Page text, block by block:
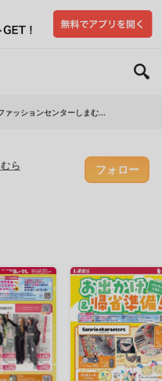
ァッションセンターしまむ...
ら
フォロー